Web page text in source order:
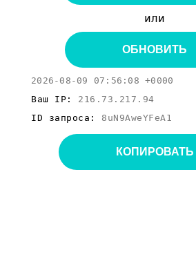
или
ОБНОВИТЬ
2026-08-09 07:56:08 +0000
Ваш IP: 216.73.217.94
ID запроса: 8uN9AweYFeA1
КОПИРОВАТЬ